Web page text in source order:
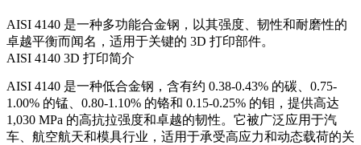
AISI 4140 是一种多功能合金钢，以其强度、韧性和耐磨性的
卓越平衡而闻名，适用于关键的 3D 打印部件。
AISI 4140 3D 打印简介
AISI 4140 是一种低合金钢，含有约 0.38-0.43% 的碳、0.75-
1.00% 的锰、0.80-1.10% 的铬和 0.15-0.25% 的钼，提供高达
1,030 MPa 的高抗拉强度和卓越的韧性。它被广泛应用于汽
车、航空航天和模具行业，适用于承受高应力和动态载荷的关